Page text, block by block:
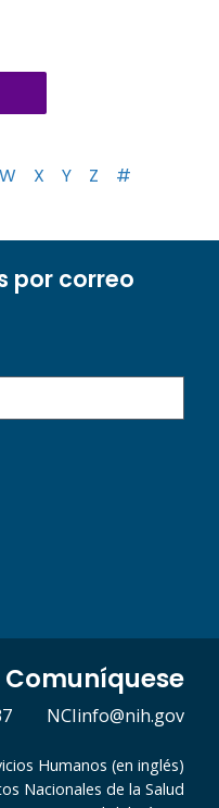
W X Y Z #
por correo
Comuníquese
NCIinfo@nih.gov
Humanos (en inglés)
Nacionales de la Salud